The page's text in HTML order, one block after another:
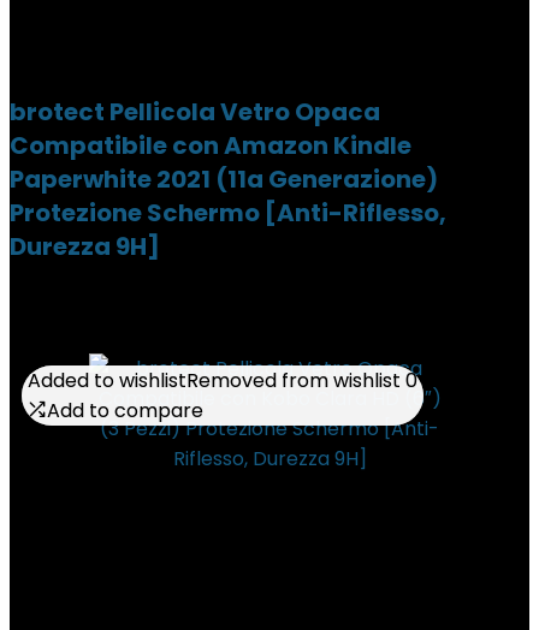
brotect Pellicola Vetro Opaca
Compatibile con Amazon Kindle
Paperwhite 2021 (11a Generazione)
Protezione Schermo [Anti-Riflesso,
Durezza 9H]
Added to wishlistRemoved from wishlist 0
Add to compare
Added to wishlistRemoved from wishlist 0
Add to compare